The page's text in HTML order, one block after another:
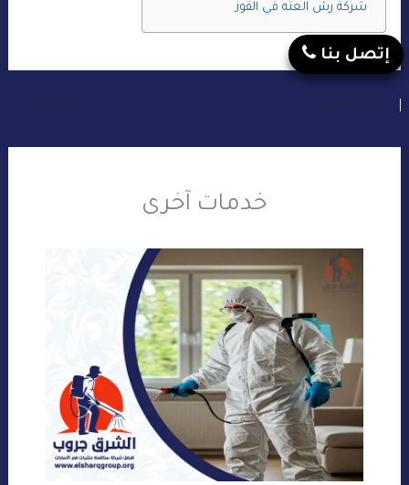
شركة رش العته في القوز
السابق التالي
خدمات آخرى
إتصل بنا